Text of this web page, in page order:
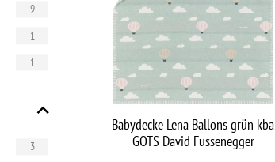
9
1
1
3
Babydecke Lena Ballons grün kba
GOTS David Fussenegger